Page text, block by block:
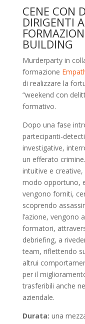
CENE CON
DIRIGENTI
BUILDING
Murderparty in
formazione
di realizzare la
“weekend con
formativo.
Dopo una fase
partecipanti-
investigative,
un efferato
intuitive e
modo opportuno,
vengono forniti,
scoprendo
l’azione, vengono
formatori,
debriefing, a
team, riflettendo
altrui
per il
trasferibili anche
aziendale.
Durata: una